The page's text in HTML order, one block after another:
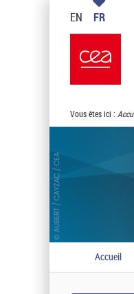
EN FR
Vous êtes ici :
Accueil